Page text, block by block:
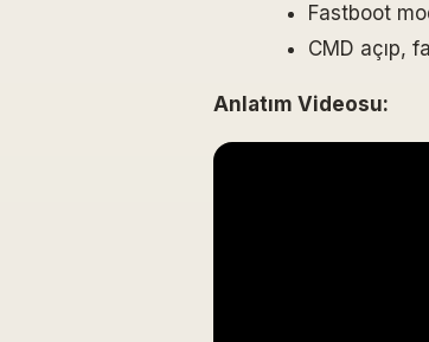
Fastboot
CMD açıp,
Anlatım Videosu: